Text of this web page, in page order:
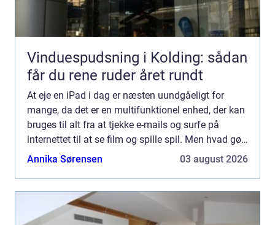
Vinduespudsning i Kolding: sådan
får du rene ruder året rundt
At eje en iPad i dag er næsten uundgåeligt for
mange, da det er en multifunktionel enhed, der kan
bruges til alt fra at tjekke e-mails og surfe på
internettet til at se film og spille spil. Men hvad gør
man, når ens iPa...
Annika Sørensen 03 august 2026